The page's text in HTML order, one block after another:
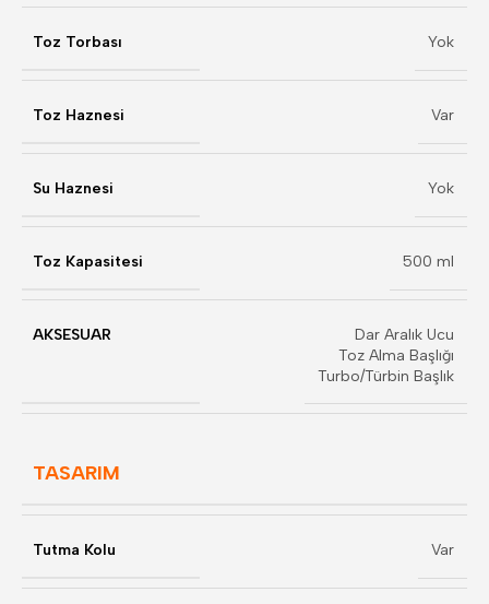
Toz Torbası Yok
Toz Haznesi Var
Su Haznesi Yok
Toz Kapasitesi 500 ml
AKSESUAR
Dar Aralık Ucu
Toz Alma Başlığı
Turbo/Türbin Başlık
TASARIM
Tutma Kolu Var